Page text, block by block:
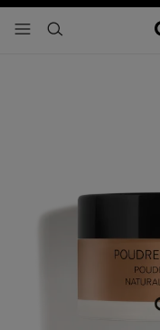
- navegación principal
buscar